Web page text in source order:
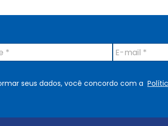
E
-
i
seus dados, você concordo com a